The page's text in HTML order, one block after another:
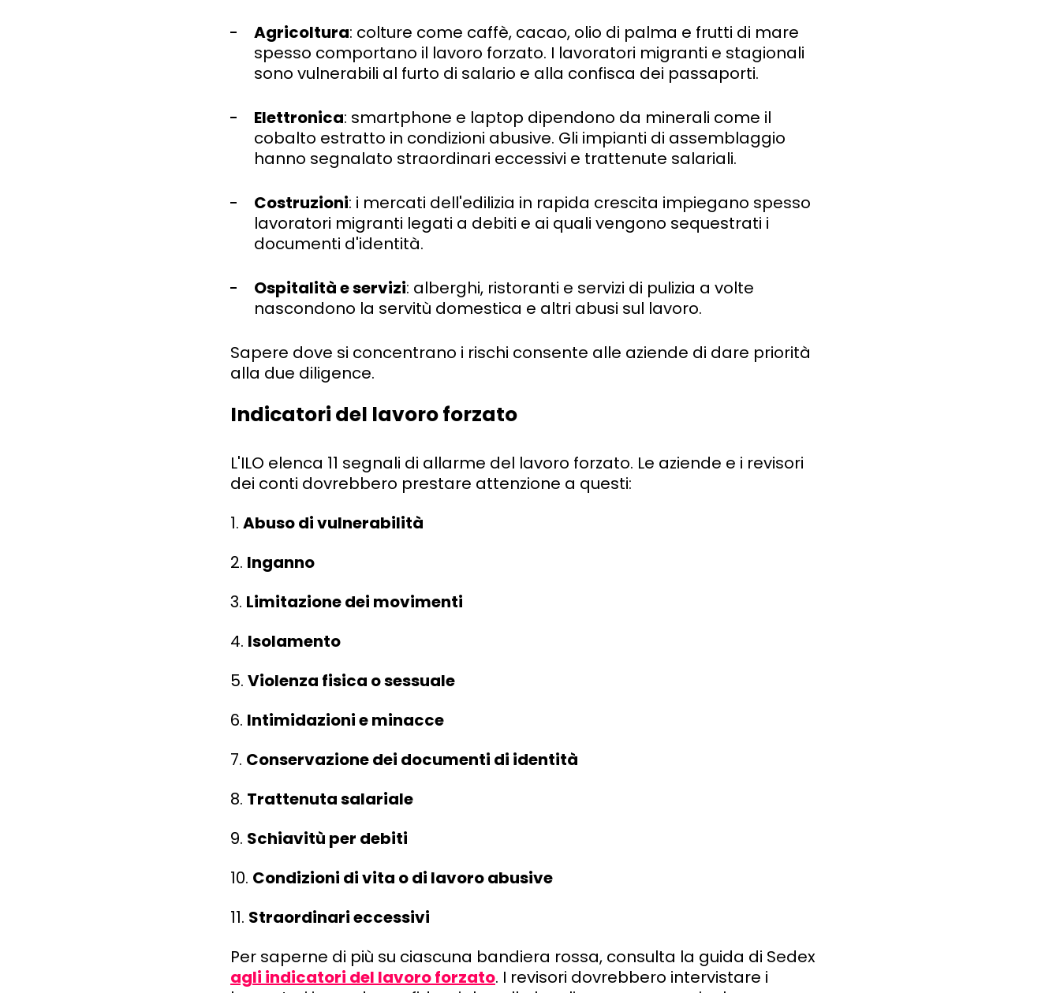
Agricoltura: colture come caffè, cacao, olio di palma e frutti di mare
spesso comportano il lavoro forzato. I lavoratori migranti e stagionali
sono vulnerabili al furto di salario e alla confisca dei passaporti.
Elettronica: smartphone e laptop dipendono da minerali come il
cobalto estratto in condizioni abusive. Gli impianti di assemblaggio
hanno segnalato straordinari eccessivi e trattenute salariali.
Costruzioni: i mercati dell'edilizia in rapida crescita impiegano spesso
lavoratori migranti legati a debiti e ai quali vengono sequestrati i
documenti d'identità.
Ospitalità e servizi: alberghi, ristoranti e servizi di pulizia a volte
nascondono la servitù domestica e altri abusi sul lavoro.
Sapere dove si concentrano i rischi consente alle aziende di dare priorità
alla due diligence.
Indicatori del lavoro forzato
L'ILO elenca 11 segnali di allarme del lavoro forzato. Le aziende e i revisori
dei conti dovrebbero prestare attenzione a questi:
1. Abuso di vulnerabilità
2. Inganno
3. Limitazione dei movimenti
4. Isolamento
5. Violenza fisica o sessuale
6. Intimidazioni e minacce
7. Conservazione dei documenti di identità
8. Trattenuta salariale
9. Schiavitù per debiti
10. Condizioni di vita o di lavoro abusive
11. Straordinari eccessivi
Per saperne di più su ciascuna bandiera rossa, consulta la guida di Sedex
agli indicatori del lavoro forzato. I revisori dovrebbero intervistare i